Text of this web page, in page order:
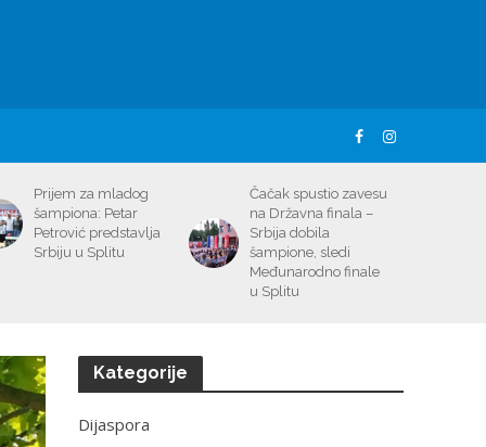
Prijem za mladog
šampiona: Petar
Petrović predstavlja
Srbiju u Splitu
Čačak spustio zavesu
na Državna finala –
Srbija dobila
šampione, sledi
Međunarodno finale
u Splitu
Kategorije
Dijaspora